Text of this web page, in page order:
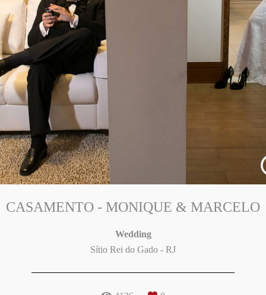
CASAMENTO - MONIQUE & MARCELO
Wedding
Sítio Rei do Gado - RJ